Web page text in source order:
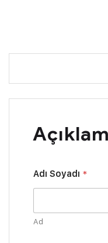
o
r
m
E
Adı Soyadı *
Ad